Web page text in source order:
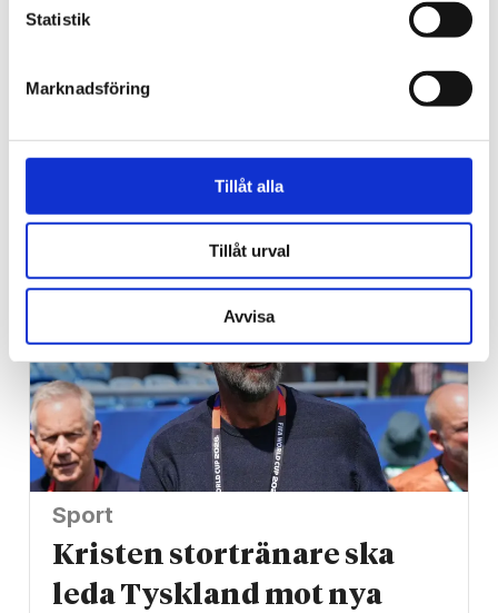
Statistik
Marknadsföring
Tillåt alla
Tillåt urval
Avvisa
synen återställd – tack
vare kristet sjukhus
Sport
Kristen stortränare ska
leda Tyskland mot nya